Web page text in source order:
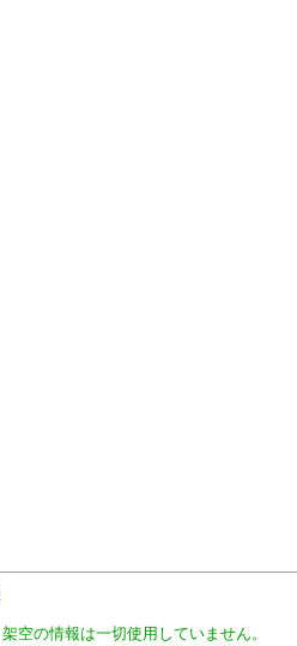
空の情報は一切使用していません。